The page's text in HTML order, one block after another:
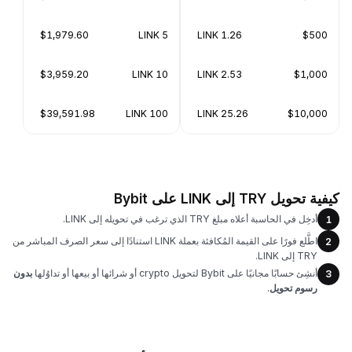
$500
1.26 LINK
$1,000
2.53 LINK
$10,000
25.26 LINK
5 LINK
$1,979.60
10 LINK
$3,959.20
100 LINK
$39,591.98
كيفية تحويل TRY إلى LINK على Bybit
1
أدخِل في الحاسبة أعلاه مبلغ TRY الذي ترغب في تحويله إلى LINK.
2
اطَّلع فورًا على القيمة المُكافئة بعملة LINK استنادًا إلى سعر الصرف المباشر من
TRY إلى LINK.
3
أنشِئ حسابًا مجانيًا على Bybit لتحويل crypto أو شرائها أو بيعها أو تداوُلها
بدون
رسوم تحويل.